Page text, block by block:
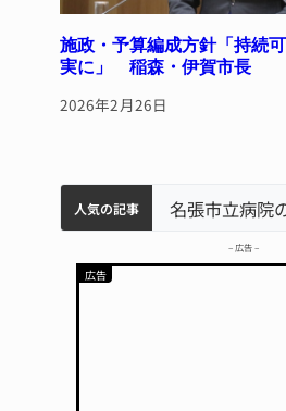
施政・予算編成方針「持続
実に」 稲森・伊賀市長
2026年2月26日
人気の記事
名張市水道料金47％値上げへ 答申案、審議会で大筋まとまる
器物損壊容疑で83歳女逮捕 伊賀署
中学校の陶壁モニュメント 地元建設会社がボランティアで清掃 伊賀
– 広告 –